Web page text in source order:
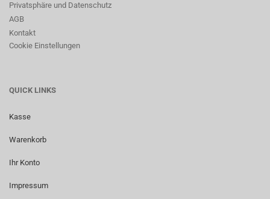
Privatsphäre und Datenschutz
AGB
Kontakt
Cookie Einstellungen
QUICK LINKS
Kasse
Warenkorb
Ihr Konto
Impressum